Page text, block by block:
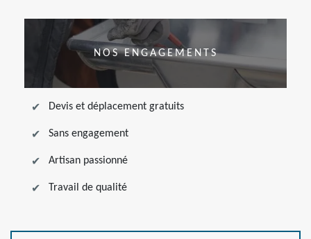
NOS ENGAGEMENTS
Devis et déplacement gratuits
Sans engagement
Artisan passionné
Travail de qualité